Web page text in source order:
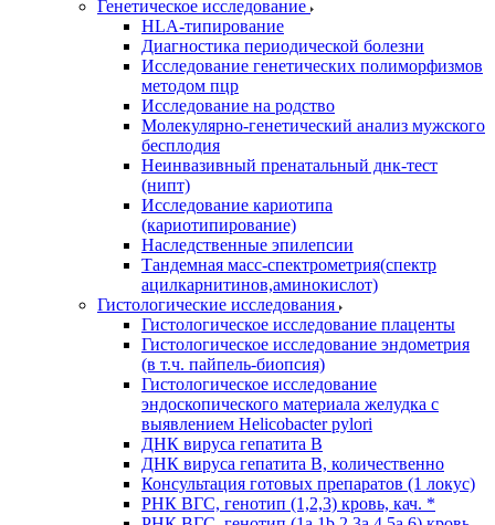
Генетическое исследование
HLA-типирование
Диагностика периодической болезни
Исследование генетических полиморфизмов
методом пцр
Исследование на родство
Молекулярно-генетический анализ мужского
бесплодия
Неинвазивный пренатальный днк-тест
(нипт)
Исследование кариотипа
(кариотипирование)
Наследственные эпилепсии
Тандемная масс-спектрометрия(спектр
ацилкарнитинов,аминокислот)
Гистологические исследования
Гистологическое исследование плаценты
Гистологическое исследование эндометрия
(в т.ч. пайпель-биопсия)
Гистологическое исследование
эндоскопического материала желудка с
выявлением Helicobacter pylori
ДНК вируса гепатита B
ДНК вируса гепатита B, количественно
Консультация готовых препаратов (1 локус)
РНК ВГC, генотип (1,2,3) кровь, кач. *